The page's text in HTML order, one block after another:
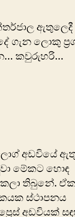
ඇතුලෙදී
ගැන ලොකු
කවුරුහරි…
අඩවියේ
මේකට හොඳ
තිබුනේ.
ස්ථාපනය
අඩවියක්